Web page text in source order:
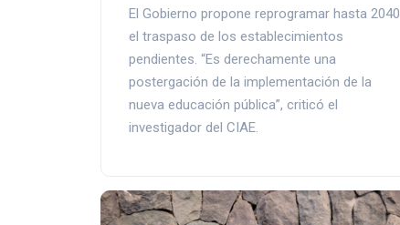
El Gobierno propone reprogramar hasta 2040
el traspaso de los establecimientos
pendientes. “Es derechamente una
postergación de la implementación de la
nueva educación pública”, criticó el
investigador del CIAE.